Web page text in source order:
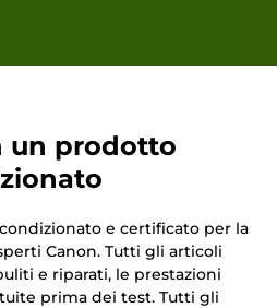
un prodotto
e certificato per la
Canon. Tutti gli articoli
e riparati, le prestazioni
prima dei test. Tutti gli